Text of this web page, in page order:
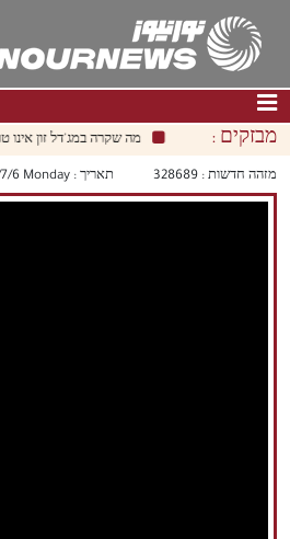
דף הבית| צור קשר|אודות מבזקים : מה שקרה במג'דל זון אינו
מזהה חדשות : 328689 תאריך :‫‫Monday‬‬ 2026/7/6 00:09